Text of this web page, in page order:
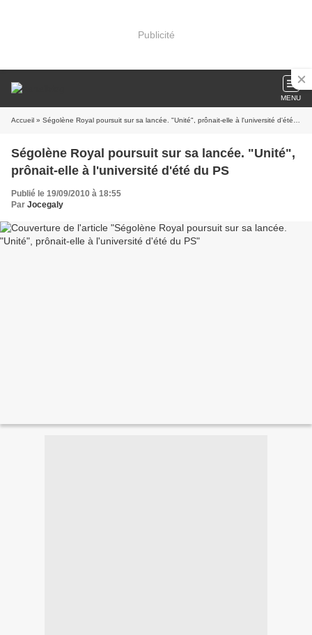
Publicité
MENU
Accueil » Ségolène Royal poursuit sur sa lancée. "Unité", prônait-elle à l'université d'été du PS
Ségolène Royal poursuit sur sa lancée. "Unité",
prônait-elle à l'université d'été du PS
Publié le 19/09/2010 à 18:55
Par Jocegaly